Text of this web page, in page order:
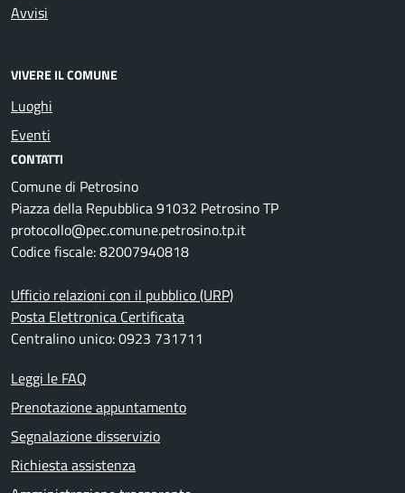
Avvisi
VIVERE IL COMUNE
Luoghi
Eventi
CONTATTI
Comune di Petrosino
Piazza della Repubblica 91032 Petrosino TP
protocollo@pec.comune.petrosino.tp.it
Codice fiscale: 82007940818
Ufficio relazioni con il pubblico (URP)
Posta Elettronica Certificata
Centralino unico: 0923 731711
Leggi le FAQ
Prenotazione appuntamento
Segnalazione disservizio
Richiesta assistenza